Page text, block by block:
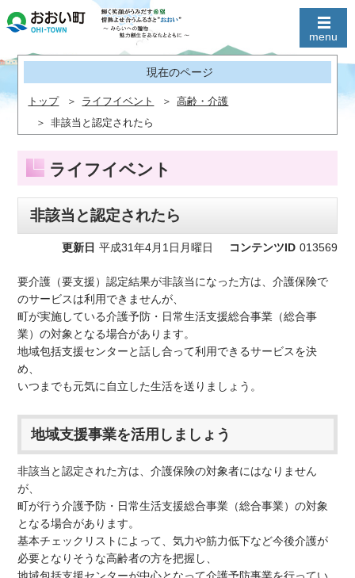
現在のページ
トップ ライフイベント
高齢・介護
非該当と認定されたら
ライフイベント
非該当と認定されたら
更新日 平成31年4月1日月曜日 コンテンツID 013569
要介護（要支援）認定結果が非該当になった方は、介護保険で
のサービスは利用できませんが、
町が実施している介護予防・日常生活支援総合事業（総合事
業）の対象となる場合があります。
地域包括支援センターと話し合って利用できるサービスを決
め、
いつまでも元気に自立した生活を送りましょう。
地域支援事業を活用しましょう
非該当と認定された方は、介護保険の対象者にはなりません
が、
町が行う介護予防・日常生活支援総合事業（総合事業）の対象
となる場合があります。
基本チェックリストによって、気力や筋力低下など今後介護が
必要となりそうな高齢者の方を把握し、
地域包括支援センターが中心となって介護予防事業を行ってい